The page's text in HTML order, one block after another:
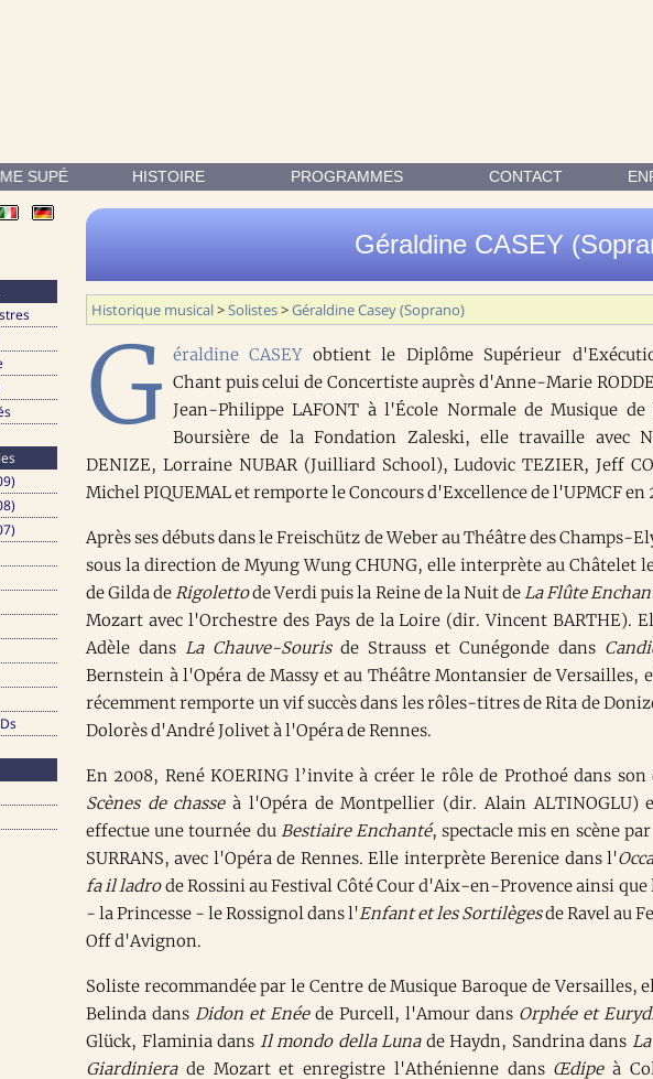
D'EXÉCUTION DE CHANT PUIS CELUI DE CONCERTISTE AUPRÈS
HISTOIRE PROGRAMMES CONTACT
Géraldine CASEY
Historique musical> Solistes>Géraldine Casey (Soprano)
G éraldine CASEYobtient le Diplôme Supérieur
Chant puis celui de Concertiste auprès d'Anne-Marie
Jean-Philippe LAFONT à l'École Normale de Musique de
Boursière de la Fondation Zaleski, elle travaille avec
DENIZE, Lorraine NUBAR (Juilliard School), Ludovic TEZIER, Jeff
Michel PIQUEMAL et remporte le Concours d'Excellence de l'UPMCF en
Après ses débuts dans le Freischütz de Weber au Théâtre des Champs-
sous la direction de Myung Wung CHUNG, elle interprète au Châtelet
de Gilda de Rigolettode Verdi puis la Reine de la Nuit de La Flûte
Mozart avec l'Orchestre des Pays de la Loire (dir. Vincent BARTHE).
Adèle dans La Chauve-Sourisde Strauss et Cunégonde dans
Bernstein à l'Opéra de Massy et au Théâtre Montansier de Versailles,
récemment remporte un vif succès dans les rôles-titres de Rita de
Dolorès d'André Jolivet à l'Opéra de Rennes.
En 2008, René KOERING l’invite à créer le rôle de Prothoé dans son
Scènes de chasseà l'Opéra de Montpellier (dir. Alain ALTINOGLU)
effectue une tournée du Bestiaire Enchanté, spectacle mis en scène
SURRANS, avec l'Opéra de Rennes. Elle interprète Berenice dans l'
fa il ladrode Rossini au Festival Côté Cour d'Aix-en-Provence ainsi que
- la Princesse - le Rossignol dans l'Enfant et les Sortilègesde Ravel au
Off d'Avignon.
Soliste recommandée par le Centre de Musique Baroque de Versailles,
Belinda dans Didon et Enéede Purcell, l'Amour dans Orphée et
Glück, Flaminia dans Il mondo della Lunade Haydn, Sandrina dans
Giardinierade Mozart et enregistre l'Athénienne dans Œdipeà